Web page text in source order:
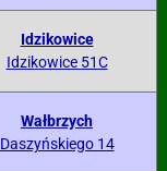
Idzikowice
Idzikowice 51C
Wałbrzych
Daszyńskiego 14